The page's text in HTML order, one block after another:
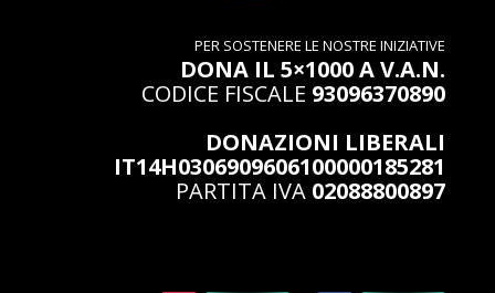
PER SOSTENERE LE NOSTRE INIZIATIVE
DONA IL 5×1000 A V.A.N.
CODICE FISCALE 93096370890
DONAZIONI LIBERALI
IT14H0306909606100000185281
PARTITA IVA 02088800897